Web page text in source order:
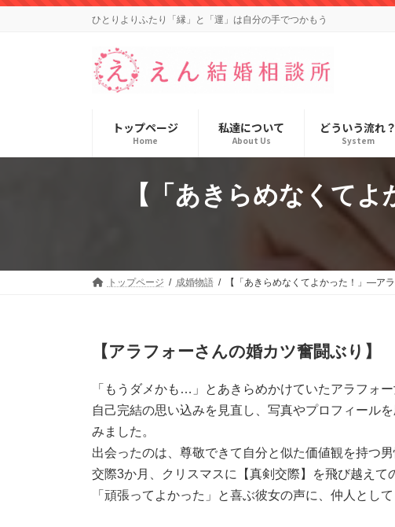
コ
プ
ナ
動
ひとりよりふたり「縁」と「運」は自分の手でつかもう
トップページ
Home
私達について
About Us
どういう流れ？
System
【「あきらめなくて
トップページ 成婚物語 【「あきらめなくてよかった！」—ア
【アラフォーさんの婚カツ奮闘ぶり】
「もうダメかも…」とあきらめかけていたアラフォー
自己完結の思い込みを見直し、写真やプロフィール
みました。
出会ったのは、尊敬できて自分と似た価値観を持つ男
交際3か月、クリスマスに【真剣交際】を飛び越えて
「頑張ってよかった」と喜ぶ彼女の声に、仲人とし